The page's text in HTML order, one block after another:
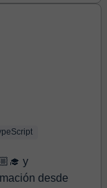
y
desde